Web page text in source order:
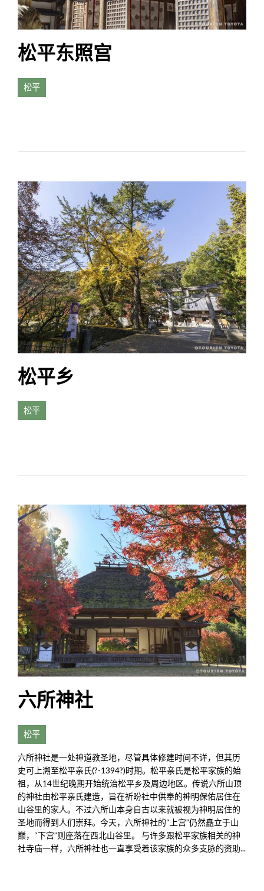
松平东照宫
松平
松平乡
松平
六所神社
松平
六所神社是一处神道教圣地，尽管具体修建时间不详，但其历
史可上溯至松平亲氏(?-1394?)时期。松平亲氏是松平家族的始
祖，从14世纪晚期开始统治松平乡及周边地区。传说六所山顶
的神社由松平亲氏建造，旨在祈盼社中供奉的神明保佑居住在
山谷里的家人。不过六所山本身自古以来就被视为神明居住的
圣地而得到人们崇拜。今天，六所神社的“上宫”仍然矗立于山
巅，“下宫”则座落在西北山谷里。 与许多跟松平家族相关的神
社寺庙一样，六所神社也一直享受着该家族的众多支脉的资助...